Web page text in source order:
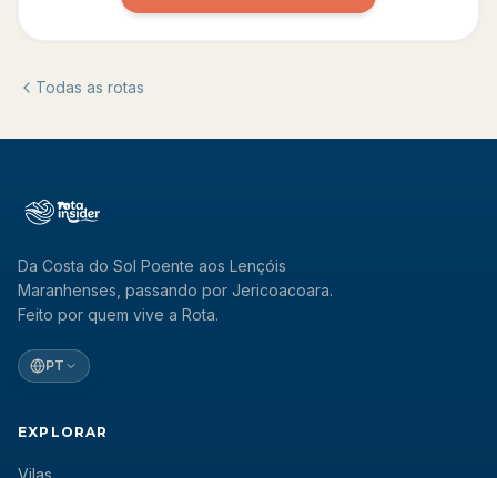
Todas as rotas
Da Costa do Sol Poente aos Lençóis
Maranhenses, passando por Jericoacoara.
Feito por quem vive a Rota.
PT
EXPLORAR
Vilas